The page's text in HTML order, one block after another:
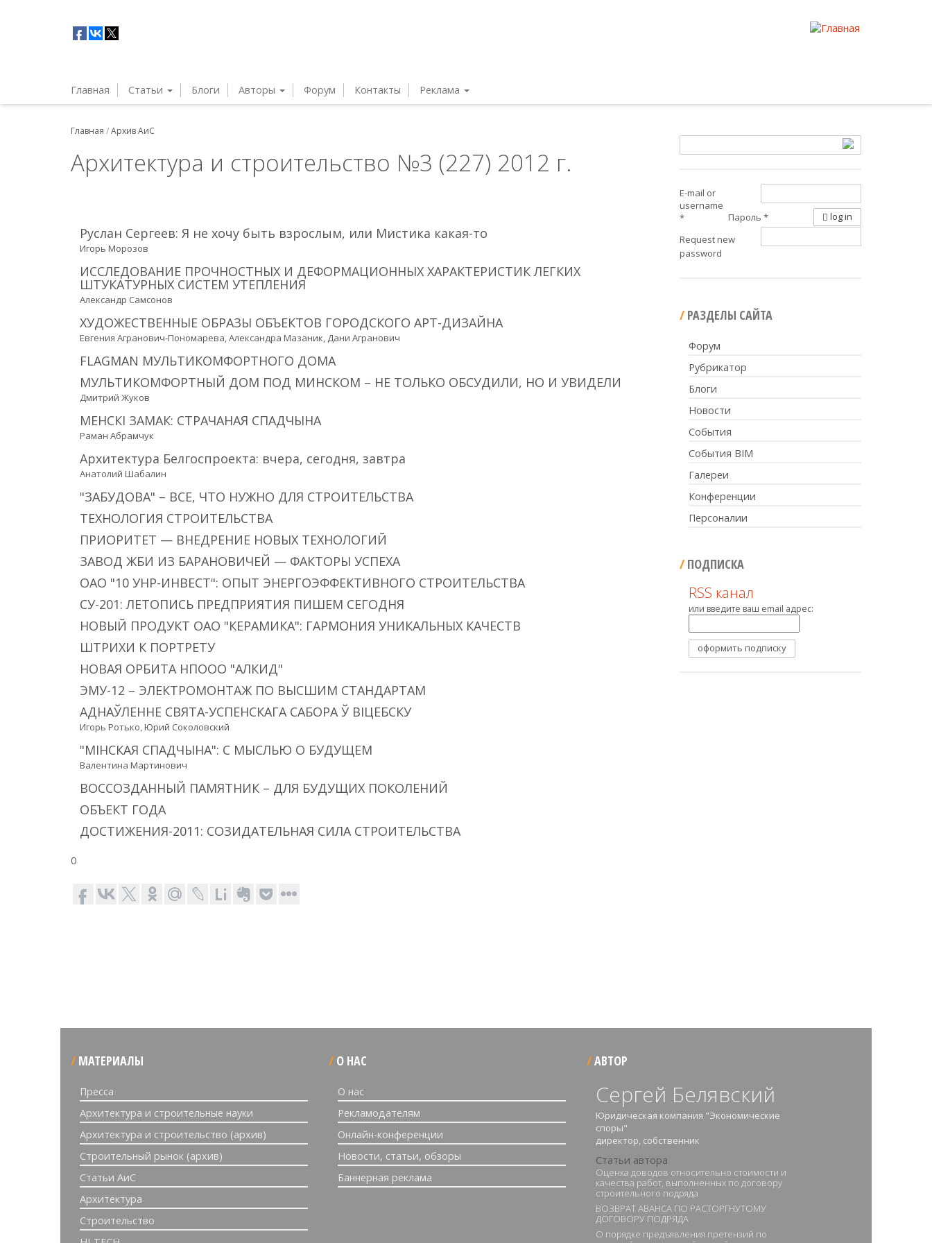
Главная Статьи Блоги Авторы Форум Контакты Реклама
Главная /Архив АиС
Архитектура и строительство №3 (227) 2012 г.
Руслан Сергеев: Я не хочу быть взрослым, или Мистика какая-то
Игорь Морозов
ИССЛЕДОВАНИЕ ПРОЧНОСТНЫХ И ДЕФОРМАЦИОННЫХ ХАРАКТЕРИСТИК ЛЕГКИХ
ШТУКАТУРНЫХ СИСТЕМ УТЕПЛЕНИЯ
Александр Самсонов
ХУДОЖЕСТВЕННЫЕ ОБРАЗЫ ОБЪЕКТОВ ГОРОДСКОГО АРТ-ДИЗАЙНА
Евгения Агранович-Пономарева, Александра Мазаник, Дани Агранович
FLAGMAN МУЛЬТИКОМФОРТНОГО ДОМА
МУЛЬТИКОМФОРТНЫЙ ДОМ ПОД МИНСКОМ – НЕ ТОЛЬКО ОБСУДИЛИ, НО И УВИДЕЛИ
Дмитрий Жуков
МЕНСКI ЗАМАК: СТРАЧАНАЯ СПАДЧЫНА
Раман Абрамчук
Архитектура Белгоспроекта: вчера, сегодня, завтра
Анатолий Шабалин
"ЗАБУДОВА" – ВСЕ, ЧТО НУЖНО ДЛЯ СТРОИТЕЛЬСТВА
ТЕХНОЛОГИЯ СТРОИТЕЛЬСТВА
ПРИОРИТЕТ — ВНЕДРЕНИЕ НОВЫХ ТЕХНОЛОГИЙ
ЗАВОД ЖБИ ИЗ БАРАНОВИЧЕЙ — ФАКТОРЫ УСПЕХА
ОАО "10 УНР-ИНВЕСТ": ОПЫТ ЭНЕРГОЭФФЕКТИВНОГО СТРОИТЕЛЬСТВА
СУ-201: ЛЕТОПИСЬ ПРЕДПРИЯТИЯ ПИШЕМ СЕГОДНЯ
НОВЫЙ ПРОДУКТ ОАО "КЕРАМИКА": ГАРМОНИЯ УНИКАЛЬНЫХ КАЧЕСТВ
ШТРИХИ К ПОРТРЕТУ
НОВАЯ ОРБИТА НПООО "АЛКИД"
ЭМУ-12 – ЭЛЕКТРОМОНТАЖ ПО ВЫСШИМ СТАНДАРТАМ
АДНАЎЛЕННЕ СВЯТА-УСПЕНСКАГА САБОРА Ў ВІЦЕБСКУ
Игорь Ротько, Юрий Соколовский
"МІНСКАЯ СПАДЧЫНА": С МЫСЛЬЮ О БУДУЩЕМ
Валентина Мартинович
ВОССОЗДАННЫЙ ПАМЯТНИК – ДЛЯ БУДУЩИХ ПОКОЛЕНИЙ
ОБЪЕКТ ГОДА
ДОСТИЖЕНИЯ-2011: СОЗИДАТЕЛЬНАЯ СИЛА СТРОИТЕЛЬСТВА
0
E-mail or
username
*
Пароль *
Request new
password
log in
РАЗДЕЛЫ САЙТА
Форум
Рубрикатор
Блоги
Новости
События
События BIM
Галереи
Конференции
Персоналии
ПОДПИСКА
RSS канал
или введите ваш email адрес:
МАТЕРИАЛЫ
Пресса
Архитектура и строительные науки
Архитектура и строительство (архив)
Строительный рынок (архив)
Статьи АиС
Архитектура
Строительство
О НАС
О нас
Рекламодателям
Онлайн-конференции
Новости, статьи, обзоры
Баннерная реклама
АВТОР
Сергей Белявский
Юридическая компания "Экономические
споры"
директор, собственник
Статьи автора
Оценка доводов относительно стоимости и
качества работ, выполненных по договору
строительного подряда
ВОЗВРАТ АВАНСА ПО РАСТОРГНУТОМУ
ДОГОВОРУ ПОДРЯДА
О порядке предъявления претензий по